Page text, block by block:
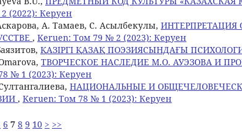
(2022): Керуен
А. Тамаев, C. Асылбекулы, ИНТЕРПРЕТАЦИЯ
, Keruen: Том 79 № 2 (2023): Керуен
ҚАЗІРГІ ҚАЗАҚ ПОЭЗИЯСЫНДАҒЫ
ТВОРЧЕСКОЕ НАСЛЕДИЕ М.О. АУЭЗОВА И
№ 1 (2023): Керуен
НАЦИОНАЛЬНЫЕ И
, Keruen: Том 78 № 1 (2023): Керуен
6 7 8 9 10 > >>